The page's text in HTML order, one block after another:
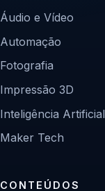
Áudio e Vídeo
Automação
Fotografia
Impressão 3D
Inteligência Artificial
Maker Tech
CONTEÚDOS